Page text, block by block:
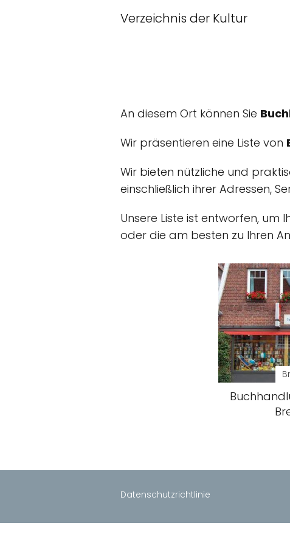
Verzeichnis der Kultur
An diesem Ort können Sie
Wir präsentieren eine Liste von
Wir bieten nützliche und
einschließlich ihrer Adressen,
Unsere Liste ist entworfen, um
oder die am besten zu Ihren
Datenschutzrichtlinie